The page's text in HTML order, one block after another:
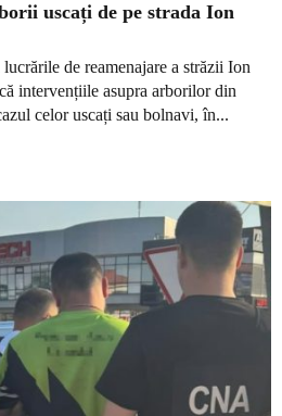
uscați de pe strada Ion
de reamenajare a străzii Ion
intervențiile asupra arborilor din
celor uscați sau bolnavi, în...